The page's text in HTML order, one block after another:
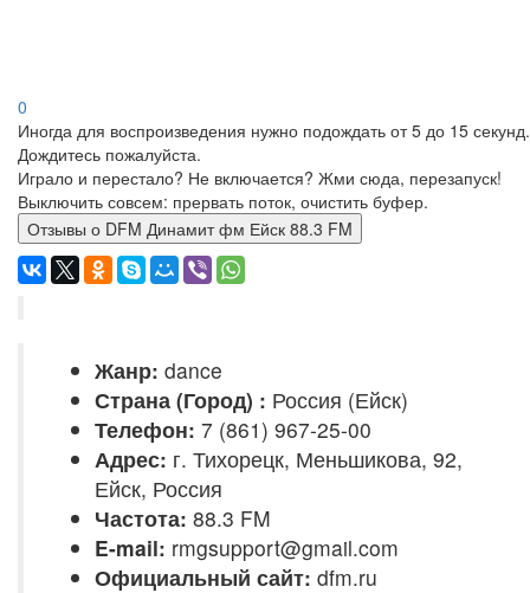
0
Иногда для воспроизведения нужно подождать от 5 до 15 секунд.
Дождитесь пожалуйста.
Играло и перестало? Не включается? Жми сюда, перезапуск!
Выключить совсем: прервать поток, очистить буфер.
Отзывы о DFM Динамит фм Ейск 88.3 FM
Жанр: dance
Страна (Город) : Россия (Ейск)
Телефон: 7 (861) 967-25-00
Адрес: г. Тихорецк, Меньшикова, 92,
Ейск, Россия
Частота: 88.3 FM
E-mail: rmgsupport@gmail.com
Официальный сайт: dfm.ru